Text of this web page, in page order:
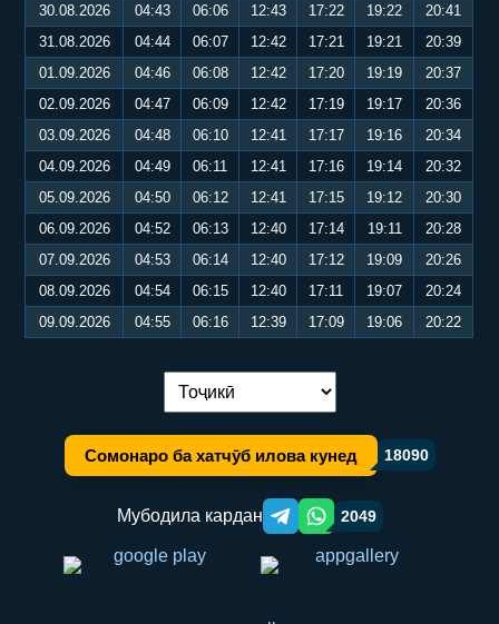
30.08.2026
04:43 06:06 12:43 17:22 19:22
20:41
31.08.2026
04:44 06:07 12:42 17:21 19:21
20:39
01.09.2026
04:46 06:08 12:42 17:20 19:19
20:37
02.09.2026
04:47 06:09 12:42 17:19 19:17
20:36
03.09.2026
04:48 06:10 12:41 17:17 19:16
20:34
04.09.2026
04:49 06:11 12:41 17:16 19:14
20:32
05.09.2026
04:50 06:12 12:41 17:15 19:12
20:30
06.09.2026
04:52 06:13 12:40 17:14 19:11
20:28
07.09.2026
04:53 06:14 12:40 17:12 19:09
20:26
08.09.2026
04:54 06:15 12:40 17:11 19:07
20:24
09.09.2026
04:55 06:16 12:39 17:09 19:06 20:22
Иваз кардани забон:
Сомонаро ба хатчӯб илова кунед 18090
Мубодила кардан Telegram orqali ulashish
WhatsApp orqali ulashish
2049